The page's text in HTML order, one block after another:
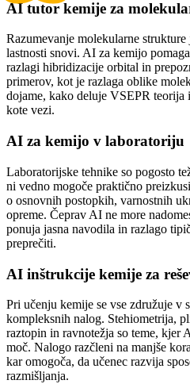
AI tutor kemije za
Razumevanje molekularne
lastnosti snovi. AI za kemijo
razlagi hibridizacije orbital in
primerov, kot je razlaga oblike
dojame, kako deluje VSEPR
kote vezi.
AI za kemijo v laboratoriju
Laboratorijske tehnike so pogosto
ni vedno mogoče praktično
o osnovnih postopkih, varnostnih
opreme. Čeprav AI ne more
ponuja jasna navodila in razlago
preprečiti.
AI inštrukcije kemije za
Pri učenju kemije se vse združuje v
kompleksnih nalog. Stehiometrija,
raztopin in ravnotežja so teme, kjer
moč. Nalogo razčleni na manjše
kar omogoča, da učenec razvija
razmišljanja.